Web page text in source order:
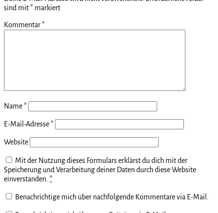
sind mit* markiert
Kommentar*
Name*
E-Mail-Adresse*
Website
Mit der Nutzung dieses Formulars erklärst du dich mit der
Speicherung und Verarbeitung deiner Daten durch diese Website
einverstanden. *
Benachrichtige mich über nachfolgende Kommentare via E-Mail.